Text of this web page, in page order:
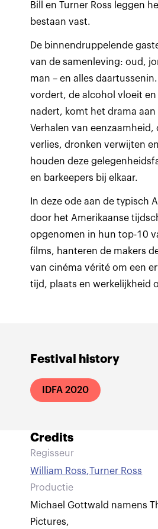
Festival history
IDFA 2020
Bill en Turner Ross leggen
bestaan vast.
De binnendruppelende
van de samenleving: oud,
man – en alles
vordert, de alcohol vloeit
nadert, komt het drama
Verhalen van
verlies, dronken verwijten
houden deze
en barkeepers bij elkaar.
In deze ode aan de typisch
door het Amerikaanse
opgenomen in hun top-10
films, hanteren de makers
van cinéma vérité om een
tijd, plaats en werkelijkheid
Credits
Regisseur
William Ross,Turner Ross
Productie
Michael Gottwald namens
Pictures,